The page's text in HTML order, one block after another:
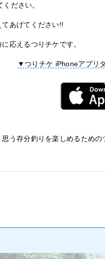
ださい。
あげてください!!
応えるつりチケです。
▼つりチケ iPhoneアプリ
う存分釣りを楽しめるため